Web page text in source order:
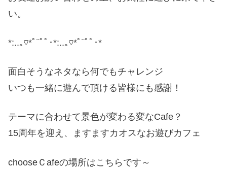
い。
*:..｡♡*ﾟ¨ﾟﾟ･*:..｡♡*ﾟ¨ﾟﾟ･*
面白そうなネタなら何でもチャレンジ
いつも一緒に遊んで頂ける皆様にも感謝！
テーマに合わせて景色が変わる変なCafe？
15周年を迎え、ますますカオスなお遊びカフェ
chooseＣafeの場所はこちらです～